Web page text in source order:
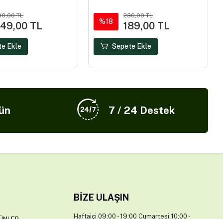
TL
TL
Ekle
%18
230,00 TL
189,00 TL
Sepete Ekle
7 / 24 Destek
BIZE ULAŞIN
Haftaiçi 09:00 - 19:00 Cumartesi 10:00 -